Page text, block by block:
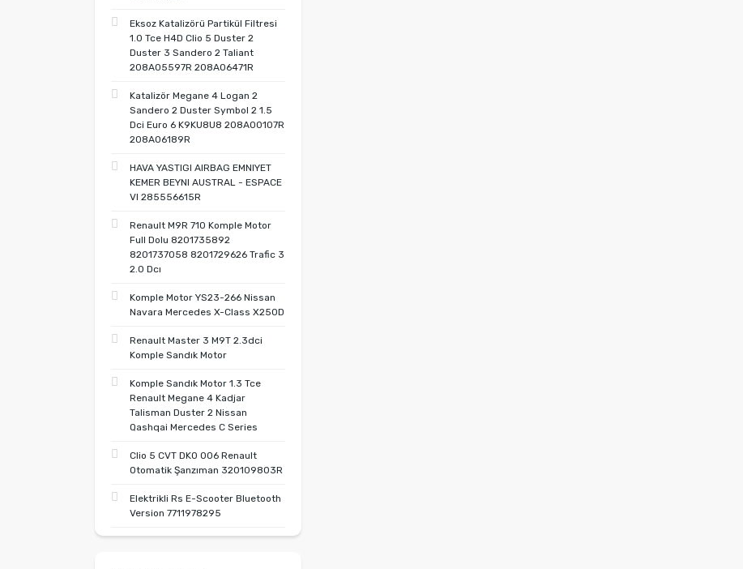
Eksoz Katalizörü Partikül Filtresi
1.0 Tce H4D Clio 5 Duster 2
Duster 3 Sandero 2 Taliant
208A05597R 208A06471R
Katalizör Megane 4 Logan 2
Sandero 2 Duster Symbol 2 1.5
Dci Euro 6 K9KU8U8 208A00107R
208A06189R
HAVA YASTIGI AIRBAG EMNIYET
KEMER BEYNI AUSTRAL - ESPACE
VI 285556615R
Renault M9R 710 Komple Motor
Full Dolu 8201735892
8201737058 8201729626 Trafic 3
2.0 Dcı
Komple Motor YS23-266 Nissan
Navara Mercedes X-Class X250D
Renault Master 3 M9T 2.3dci
Komple Sandık Motor
Komple Sandık Motor 1.3 Tce
Renault Megane 4 Kadjar
Talisman Duster 2 Nissan
Qashqai Mercedes C Series
Clio 5 CVT DK0 006 Renault
Otomatik Şanzıman 320109803R
Elektrikli Rs E-Scooter Bluetooth
Version 7711978295